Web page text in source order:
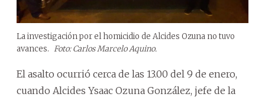
La investigación por el homicidio de Alcides Ozuna no tuvo
avances. Foto: Carlos Marcelo Aquino.
El asalto ocurrió cerca de las 13.00 del 9 de enero,
cuando Alcides Ysaac Ozuna González, jefe de la